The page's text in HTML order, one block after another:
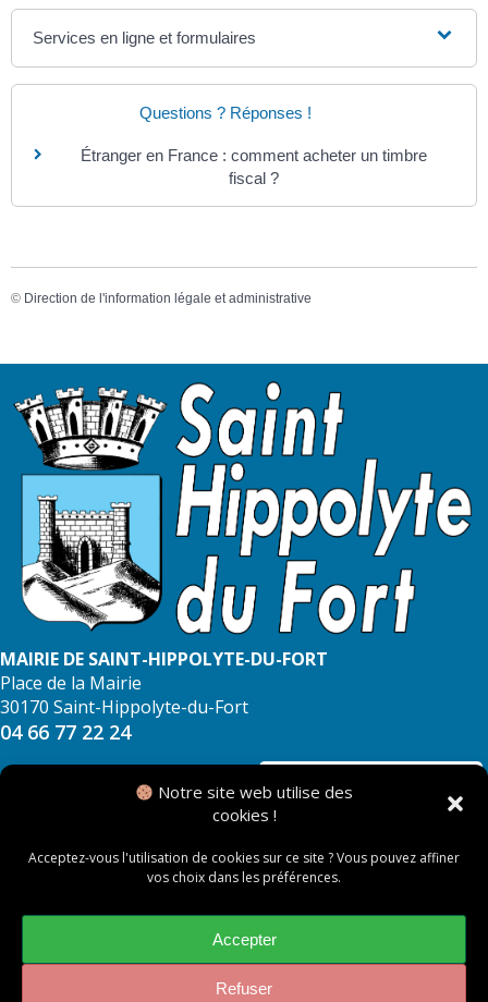
Notre site web utilise des
cookies !
Acceptez-vous l'utilisation de cookies sur ce site ? Vous pouvez affiner
vos choix dans les préférences.
Accepter
Refuser
Services en ligne et formulaires
Questions ? Réponses !
Étranger en France : comment acheter un timbre
fiscal ?
© Direction de l'information légale et administrative
MAIRIE DE SAINT-HIPPOLYTE-DU-FORT
Place de la Mairie
30170 Saint-Hippolyte-du-Fort
04 66 77 22 24
NOUS CONTACTER
Mentions légales
Politique des cookies